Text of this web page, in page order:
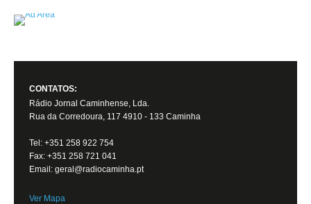
CONTATOS:
Rádio Jornal Caminhense, Lda.
Rua da Corredoura, 117 4910 - 133 Caminha
Tel: +351 258 922 754
Fax: +351 258 721 041
Email: geral@radiocaminha.pt
Ver Mapa